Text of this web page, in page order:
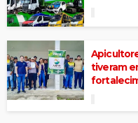
tiveram